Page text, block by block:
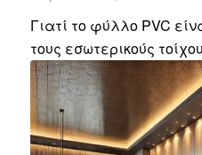
Γιατί το φύλλο PVC
τους εσωτερικούς